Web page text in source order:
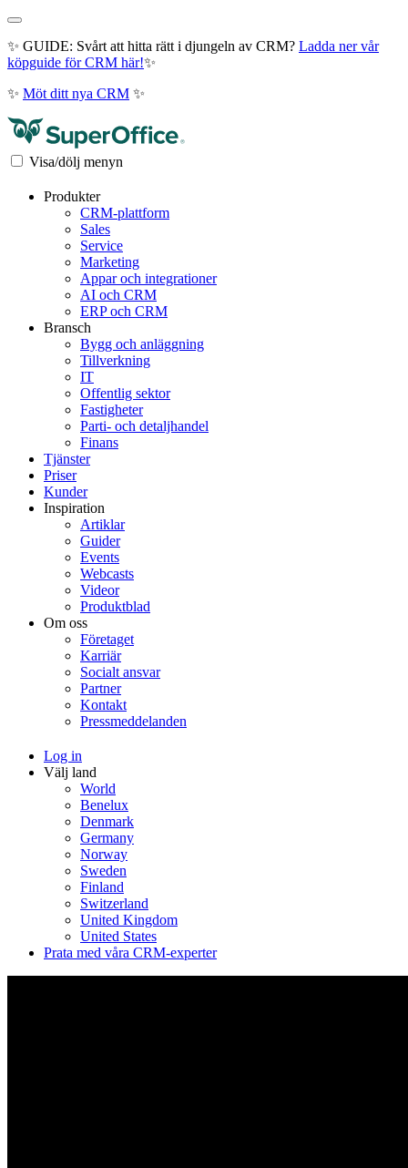
✨ GUIDE: Svårt att hitta rätt i djungeln av CRM? Ladda ner vår
köpguide för CRM här!✨
✨ Möt ditt nya CRM ✨
Visa/dölj menyn
Produkter
CRM-plattform
Sales
Service
Marketing
Appar och integrationer
AI och CRM
ERP och CRM
Bransch
Bygg och anläggning
Tillverkning
IT
Offentlig sektor
Fastigheter
Parti- och detaljhandel
Finans
Tjänster
Priser
Kunder
Inspiration
Artiklar
Guider
Events
Webcasts
Videor
Produktblad
Om oss
Företaget
Karriär
Socialt ansvar
Partner
Kontakt
Pressmeddelanden
Log in
Välj land
World
Benelux
Denmark
Germany
Norway
Sweden
Finland
Switzerland
United Kingdom
United States
Prata med våra CRM-experter